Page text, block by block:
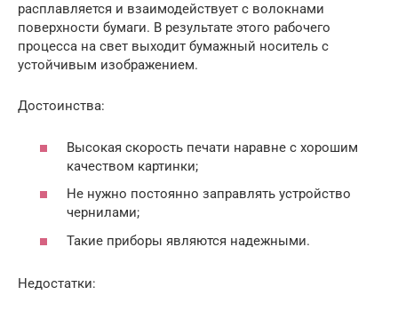
расплавляется и взаимодействует с волокнами
поверхности бумаги. В результате этого рабочего
процесса на свет выходит бумажный носитель с
устойчивым изображением.
Достоинства:
Высокая скорость печати наравне с хорошим
качеством картинки;
Не нужно постоянно заправлять устройство
чернилами;
Такие приборы являются надежными.
Недостатки: